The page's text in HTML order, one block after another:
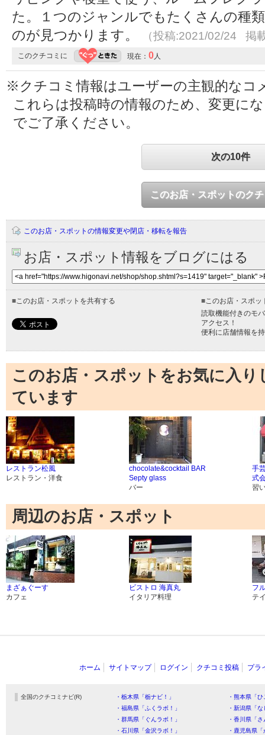
た。１つのジャンルでもたくさんの種
のが見つかります。
（投稿:2021/02/24 掲
このクチコミに 現在： 0人
※クチコミ情報はユーザーの主観的なコ
これらは投稿時の情報のため、変更に
でご了承ください。
次の10件
このお店・スポットのク
このお店・スポットの情報変更や閉店・移転を報告
お店・スポット情報をブログにはる
■このお店・スポットを共有する ■このお店・スポッ
読取機能付きのモ
アクセス！
便利に店舗情報を
このお店・スポットをお気に入
ています
レストラン松風
レストラン・洋食
chocolate&cocktail BAR
Septy glass
バー
手
式
習
周辺のお店・スポット
まざぁぐーす
カフェ
ビストロ 海真丸
イタリア料理
フ
テ
ホーム サイトマップ ログイン クチコミ投稿 プラ
全国のクチコミナビ(R) ・栃木県「栃ナビ！」
・熊本県「
・福島県「ふくラボ！」
・新潟県「
・群馬県「ぐんラボ！」
・香川県「
・石川県「金沢ラボ！」
・鹿児島県